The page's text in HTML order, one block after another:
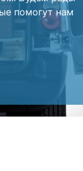
помогут нам